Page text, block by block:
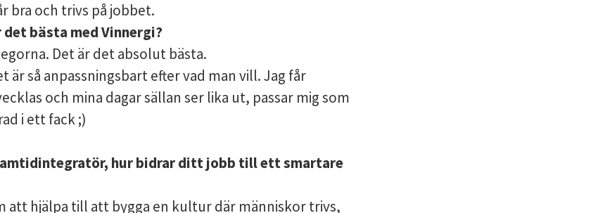
bra och trivs på jobbet.
det bästa med Vinnergi?
Det är det absolut bästa.
är så anpassningsbart efter vad man vill. Jag får
och mina dagar sällan ser lika ut, passar mig som
i ett fack ;)
hur bidrar ditt jobb till ett smartare
att hjälpa till att bygga en kultur där människor trivs,